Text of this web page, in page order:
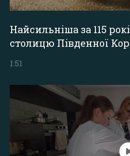
Найсильніша за 115
столицю Південної
1:51